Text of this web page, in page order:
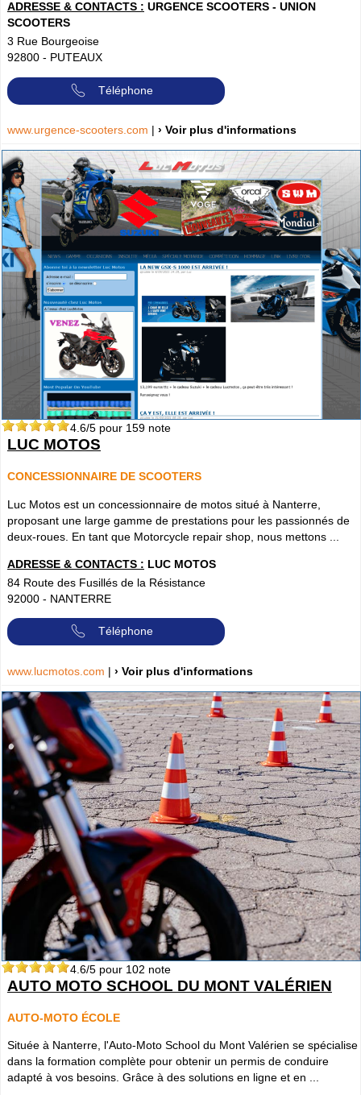
ADRESSE & CONTACTS : URGENCE SCOOTERS - UNION
SCOOTERS
3 Rue Bourgeoise
92800 - PUTEAUX
Téléphone
www.urgence-scooters.com | › Voir plus d'informations
4.6/5 pour 159 note
LUC MOTOS
CONCESSIONNAIRE DE SCOOTERS
Luc Motos est un concessionnaire de motos situé à Nanterre,
proposant une large gamme de prestations pour les passionnés de
deux-roues. En tant que Motorcycle repair shop, nous mettons ...
ADRESSE & CONTACTS : LUC MOTOS
84 Route des Fusillés de la Résistance
92000 - NANTERRE
Téléphone
www.lucmotos.com | › Voir plus d'informations
4.6/5 pour 102 note
AUTO MOTO SCHOOL DU MONT VALÉRIEN
AUTO-MOTO ÉCOLE
Située à Nanterre, l'Auto-Moto School du Mont Valérien se spécialise
dans la formation complète pour obtenir un permis de conduire
adapté à vos besoins. Grâce à des solutions en ligne et en ...